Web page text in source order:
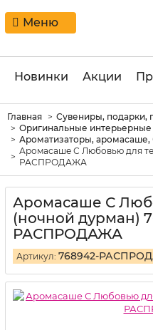
Меню
Новинки Акции
Главная
Сувениры, подарки,
Оригинальные интерьерные
Ароматизаторы, аромасаше,
Аромасаше С Любовью для
РАСПРОДАЖА
Аромасаше С
(ночной дурман)
РАСПРОДАЖА
Артикул: 768942-